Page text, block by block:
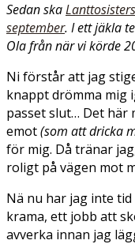
Sedan ska
september. I ett jäkla
Ola från när vi körde
Ni förstår att jag
knappt drömma mig
passet slut… Det här
emot(som att dricka
för mig. Då tränar
roligt på vägen mot
Nä nu har jag inte
krama, ett jobb att
avverka innan jag